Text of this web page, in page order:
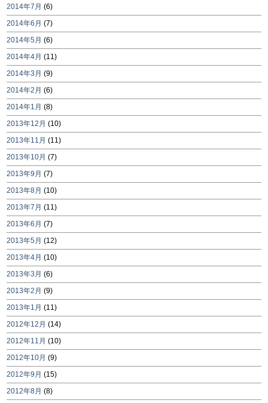
2014年7月 (6)
2014年6月 (7)
2014年5月 (6)
2014年4月 (11)
2014年3月 (9)
2014年2月 (6)
2014年1月 (8)
2013年12月 (10)
2013年11月 (11)
2013年10月 (7)
2013年9月 (7)
2013年8月 (10)
2013年7月 (11)
2013年6月 (7)
2013年5月 (12)
2013年4月 (10)
2013年3月 (6)
2013年2月 (9)
2013年1月 (11)
2012年12月 (14)
2012年11月 (10)
2012年10月 (9)
2012年9月 (15)
2012年8月 (8)